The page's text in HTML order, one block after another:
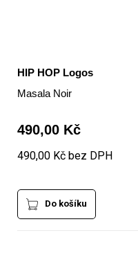
HIP HOP Logos
Masala Noir
490,00 Kč
490,00 Kč bez DPH
Do košíku